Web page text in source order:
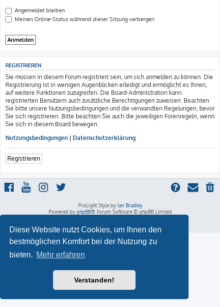
Diese Website nutzt Cookies, um Ihnen den
bestmöglichen Komfort bei der Nutzung zu
bieten. Mehr erfahren
Verstanden!
Angemeldet bleiben
Meinen Online-Status während dieser Sitzung verbergen
REGISTRIEREN
Sie müssen in diesem Forum registriert sein, um sich anmelden zu können. Die
Registrierung ist in wenigen Augenblicken erledigt und ermöglicht es Ihnen,
auf weitere Funktionen zuzugreifen. Die Board-Administration kann
registrierten Benutzern auch zusätzliche Berechtigungen zuweisen. Beachten
Sie bitte unsere Nutzungsbedingungen und die verwandten Regelungen, bevor
Sie sich registrieren. Bitte beachten Sie auch die jeweiligen Forenregeln, wenn
Sie sich in diesem Board bewegen.
Nutzungsbedingungen | Datenschutzerklärung
Registrieren
ProLight Style by Ian Bradley
Powered by phpBB® Forum Software © phpBB Limited